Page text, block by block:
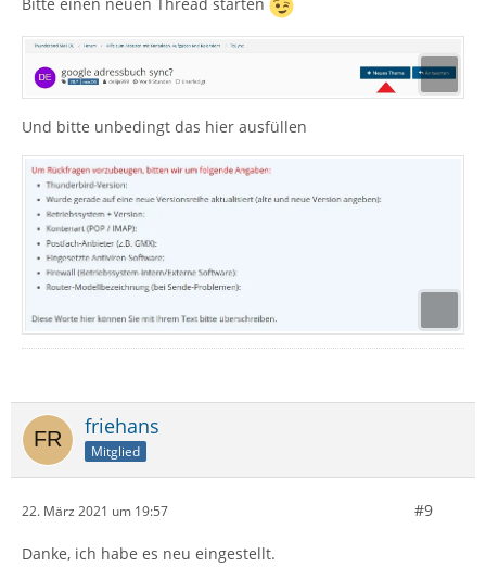
Und bitte unbedingt das hier ausfüllen
friehans
Mitglied
22. März 2021 um 19:57 #9
Danke, ich habe es neu eingestellt.